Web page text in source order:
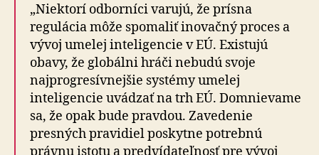
„Niektorí odborníci varujú, že prísna
regulácia môže spomaliť inovačný proces a
vývoj umelej inteligencie v EÚ. Existujú
obavy, že globálni hráči nebudú svoje
najprogresívnejšie systémy umelej
inteligencie uvádzať na trh EÚ. Domnievame
sa, že opak bude pravdou. Zavedenie
presných pravidiel poskytne potrebnú
právnu istotu a predvídateľnosť pre vývoj